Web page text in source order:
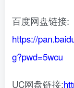
百度网盘链接:
https://
g?pwd=5wcu
UC网盘链接: